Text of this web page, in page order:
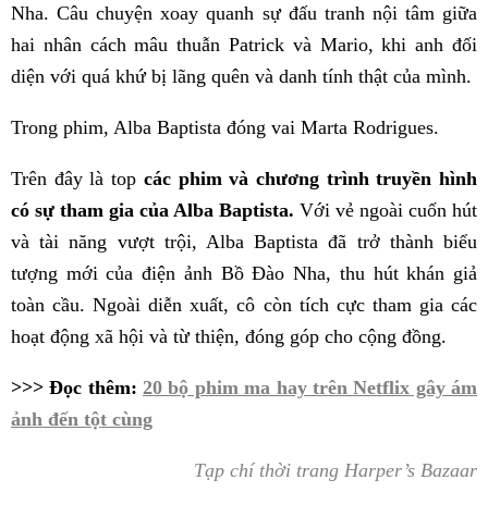
Nha. Câu chuyện xoay quanh sự đấu tranh nội tâm giữa
hai nhân cách mâu thuẫn Patrick và Mario, khi anh đối
diện với quá khứ bị lãng quên và danh tính thật của mình.
Trong phim, Alba Baptista đóng vai Marta Rodrigues.
Trên đây là top các phim và chương trình truyền hình
có sự tham gia của Alba Baptista. Với vẻ ngoài cuốn hút
và tài năng vượt trội, Alba Baptista đã trở thành biểu
tượng mới của điện ảnh Bồ Đào Nha, thu hút khán giả
toàn cầu. Ngoài diễn xuất, cô còn tích cực tham gia các
hoạt động xã hội và từ thiện, đóng góp cho cộng đồng.
>>> Đọc thêm:20 bộ phim ma hay trên Netflix gây ám
ảnh đến tột cùng
Tạp chí thời trang Harper’s Bazaar